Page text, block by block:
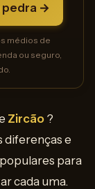
pedra →
médios de
ou seguro,
Zircão ?
diferenças e
para
cada uma.